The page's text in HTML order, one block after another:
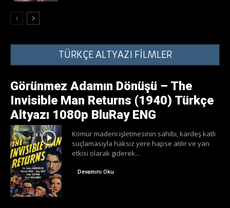
TÜRKÇE ALTYAZI FİLMLER
Görünmez Adamın Dönüşü – The
Invisible Man Returns (1940) Türkçe
Altyazı 1080p BluRay ENG
Kömür madeni işletmesinin sahibi, kardeş katli
suçlamasıyla haksız yere hapse atılır ve yan
etkisi olarak giderek...
Devamını Oku